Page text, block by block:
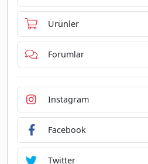
Ürünler
Forumlar
Instagram
Facebook
Twitter